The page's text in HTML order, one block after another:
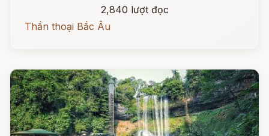
2,840 lượt đọc
Thần thoại Bắc Âu